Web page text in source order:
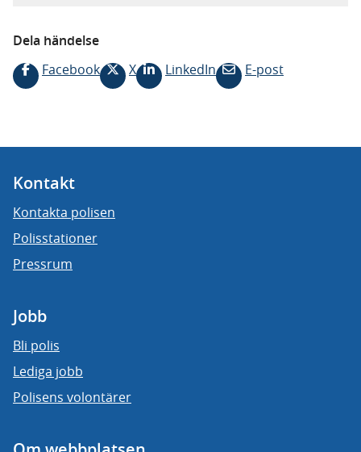
Dela händelse
Facebook
X LinkedIn E-post
Kontakt
Kontakta polisen
Polisstationer
Pressrum
Jobb
Bli polis
Lediga jobb
Polisens volontärer